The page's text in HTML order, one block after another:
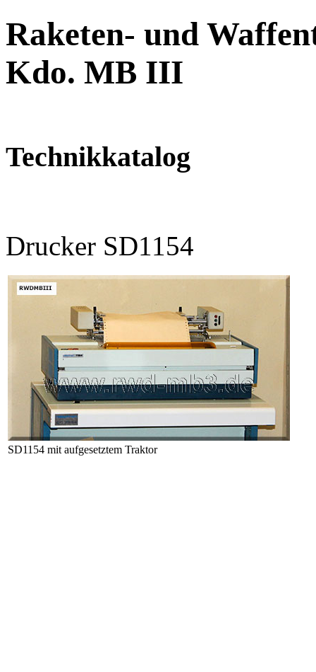
Raketen- und
Kdo. MB III
Technikkatalog
Drucker SD1154
SD1154 mit aufgesetztem Traktor